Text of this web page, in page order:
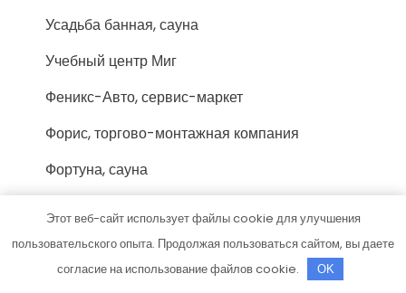
Усадьба банная, сауна
Учебный центр Миг
Феникс-Авто, сервис-маркет
Форис, торгово-монтажная компания
Фортуна, сауна
Хозмаркет
Хоттабыч, сауна
Этот веб-сайт использует файлы cookie для улучшения
пользовательского опыта. Продолжая пользоваться сайтом, вы даете
согласие на использование файлов cookie.
OK